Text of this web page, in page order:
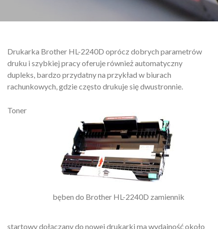
Drukarka Brother HL-2240D oprócz dobrych parametrów
druku i szybkiej pracy oferuje również automatyczny
dupleks, bardzo przydatny na przykład w biurach
rachunkowych, gdzie często drukuje się dwustronnie.
bęben do Brother HL-2240D zamiennik
Toner
startowy dołączany do nowej drukarki ma wydajność około